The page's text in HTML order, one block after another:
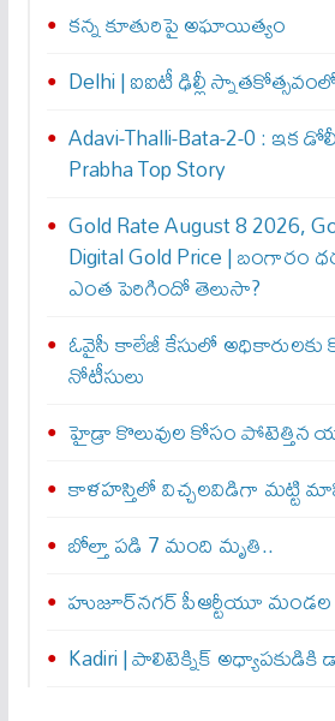
కన్న కూతురిపై అఘాయిత్యం
Delhi | ఐఐటీ ఢిల్లీ
Adavi-Thalli-Bata-2-0 : ఇక
Prabha Top Story
Gold Rate August 8 2026,
Digital Gold Price | బంగారం
ఎంత పెరిగిందో తెలుసా?
ఓవైసీ కాలేజీ కేసులో అధికారులకు
నోటీసులు
హైడ్రా కొలువుల కోసం పోటెత్తిన
​కాళహస్తిలో విచ్చలవిడిగా మట్టి
బోల్తా పడి 7 మంది మృతి..
హుజూర్‌నగర్ పీఆర్టీయూ మండల
Kadiri | పాలిటెక్నిక్ అధ్యాపకుడికి